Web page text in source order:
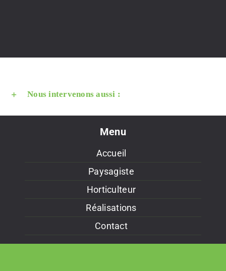
Nous intervenons aussi :
Menu
Accueil
Paysagiste
Horticulteur
Réalisations
Contact